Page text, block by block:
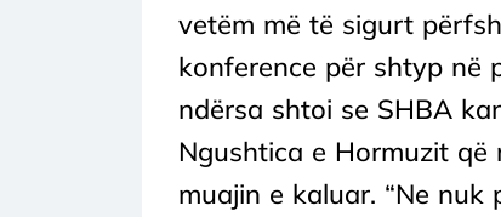
vetëm më të sigurt
konference për shtyp në
ndërsa shtoi se SHBA
Ngushtica e Hormuzit
muajin e kaluar. “Ne nuk